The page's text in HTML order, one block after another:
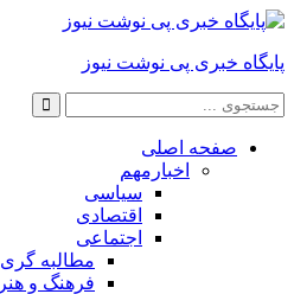
پایگاه خبری پی نوشت نیوز
صفحه اصلی
اخبارمهم
سیاسی
اقتصادی
اجتماعی
مطالبه گری
فرهنگ و هنر